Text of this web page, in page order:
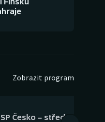
Zobrazit program
Česko – střední trať